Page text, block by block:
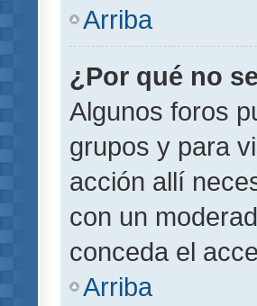
Arriba
¿Por qué no
Algunos foros
grupos y para
acción allí
con un
conceda el
Arriba